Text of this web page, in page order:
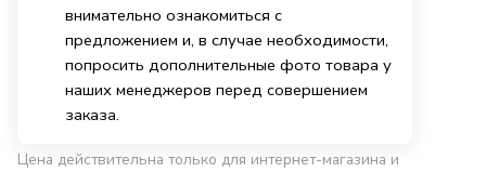
внимательно ознакомиться с
предложением и, в случае необходимости,
попросить дополнительные фото товара у
наших менеджеров перед совершением
заказа.
Цена действительна только для интернет-магазина и